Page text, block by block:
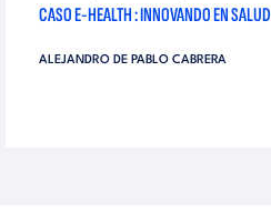
CASO E-HEALTH : INNOVANDO EN SALUD
ALEJANDRO DE PABLO CABRERA